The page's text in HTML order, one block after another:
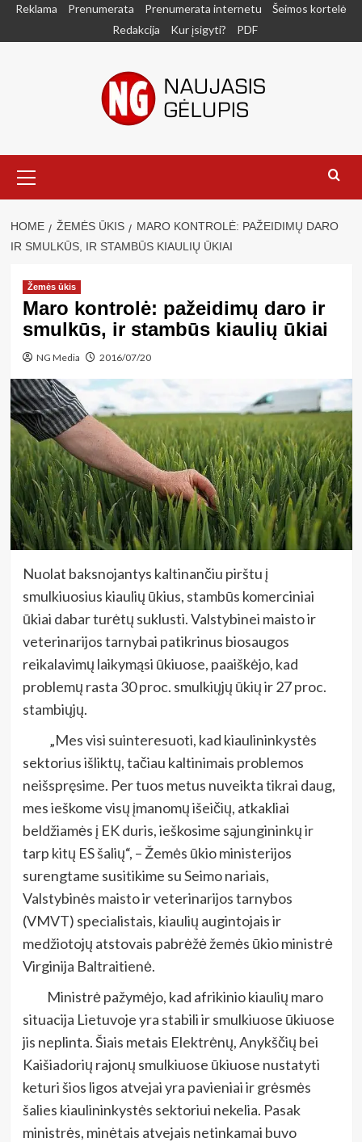
SkipReklama Prenumerata Prenumerata internetu
Šeimos kortelė
Redakcija
Kur įsigyti? PDF
Menu
HOME ŽEMĖS ŪKIS
MARO KONTROLĖ: PAŽEIDIMŲ DARO
IR SMULKŪS, IR STAMBŪS KIAULIŲ ŪKIAI
Žemės ūkis
Maro kontrolė: pažeidimų daro ir
smulkūs, ir stambūs kiaulių ūkiai
NG Media 2016/07/20
Nuolat baksnojantys kaltinančiu pirštu į
smulkiuosius kiaulių ūkius, stambūs komerciniai
ūkiai dabar turėtų suklusti. Valstybinei maisto ir
veterinarijos tarnybai patikrinus biosaugos
reikalavimų laikymąsi ūkiuose, paaiškėjo, kad
problemų rasta 30 proc. smulkiųjų ūkių ir 27 proc.
stambiųjų.
„Mes visi suinteresuoti, kad kiaulininkystės
sektorius išliktų, tačiau kaltinimais problemos
neišspręsime. Per tuos metus nuveikta tikrai daug,
mes ieškome visų įmanomų išeičių, atkakliai
beldžiamės į EK duris, ieškosime sąjungininkų ir
tarp kitų ES šalių“, – Žemės ūkio ministerijos
surengtame susitikime su Seimo nariais,
Valstybinės maisto ir veterinarijos tarnybos
(VMVT) specialistais, kiaulių augintojais ir
medžiotojų atstovais pabrėžė žemės ūkio ministrė
Virginija Baltraitienė.
Ministrė pažymėjo, kad afrikinio kiaulių maro
situacija Lietuvoje yra stabili ir smulkiuose ūkiuose
jis neplinta. Šiais metais Elektrėnų, Anykščių bei
Kaišiadorių rajonų smulkiuose ūkiuose nustatyti
keturi šios ligos atvejai yra pavieniai ir grėsmės
šalies kiaulininkystės sektoriui nekelia. Pasak
ministrės, minėtais atvejais netinkamai buvo